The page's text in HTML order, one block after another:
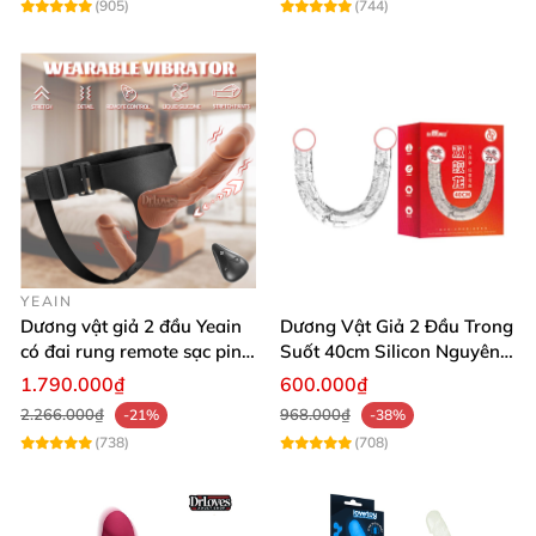
(905)
(744)
YEAIN
Dương vật giả 2 đầu Yeain
có đai rung remote sạc pin
cao cấp
1.790.000₫
2.266.000₫
-21%
(738)
Dương Vật Giả 2 Đầu Trong
Suốt 40cm Silicon Nguyên
Khối Tiện Lợi
600.000₫
968.000₫
-38%
(708)